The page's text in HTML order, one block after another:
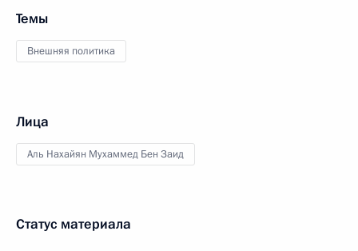
Темы
Внешняя политика
Лица
Аль Нахайян Мухаммед Бен Заид
Статус материала